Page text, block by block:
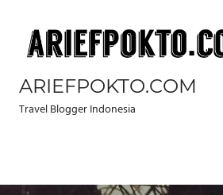
content
ARIEFPOKTO.COM
Travel Blogger Indonesia